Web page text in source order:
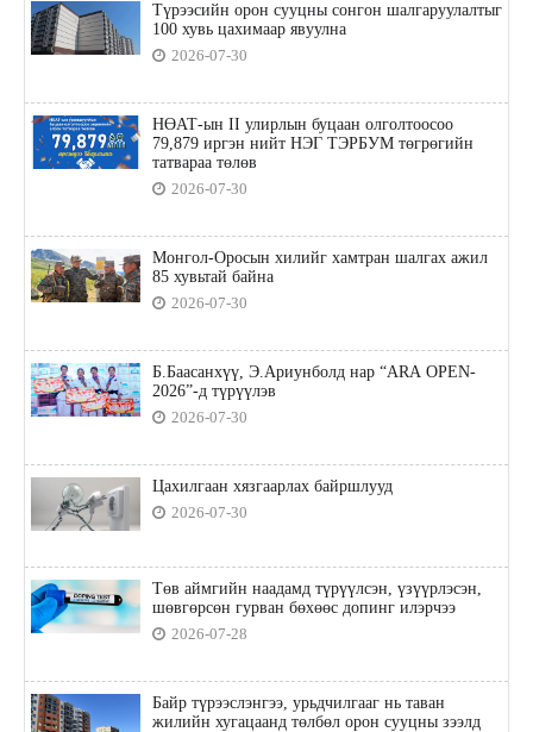
Түрээсийн орон сууцны сонгон шалгаруулалтыг
100 хувь цахимаар явуулна
2026-07-30
НӨАТ-ын II улирлын буцаан олголтоосоо
79,879 иргэн нийт НЭГ ТЭРБУМ төгрөгийн
татвараа төлөв
2026-07-30
Монгол-Оросын хилийг хамтран шалгах ажил
85 хувьтай байна
2026-07-30
Б.Баасанхүү, Э.Ариунболд нар “ARA OPEN-
2026”-д түрүүлэв
2026-07-30
Цахилгаан хязгаарлах байршлууд
2026-07-30
Төв аймгийн наадамд түрүүлсэн, үзүүрлэсэн,
шөвгөрсөн гурван бөхөөс допинг илэрчээ
2026-07-28
Байр түрээслэнгээ, урьдчилгааг нь таван
жилийн хугацаанд төлбөл орон сууцны зээлд